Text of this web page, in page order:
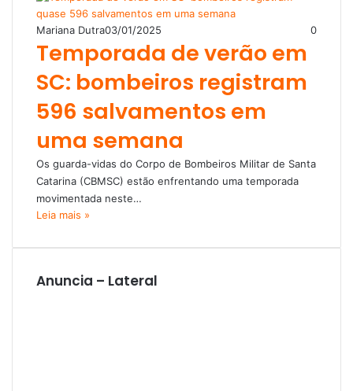
Mariana Dutra03/01/2025 0
Temporada de verão em
SC: bombeiros registram
596 salvamentos em
uma semana
Os guarda-vidas do Corpo de Bombeiros Militar de Santa
Catarina (CBMSC) estão enfrentando uma temporada
movimentada neste…
Leia mais »
Anuncia – Lateral